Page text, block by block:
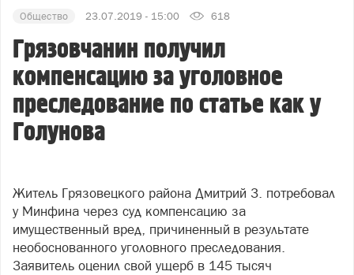
Общество 23.07.2019 - 15:00 618
Грязовчанин получил
компенсацию за уголовное
преследование по статье как у
Голунова
Житель Грязовецкого района Дмитрий З. потребовал
у Минфина через суд компенсацию за
имущественный вред, причиненный в результате
необоснованного уголовного преследования.
Заявитель оценил свой ущерб в 145 тысяч